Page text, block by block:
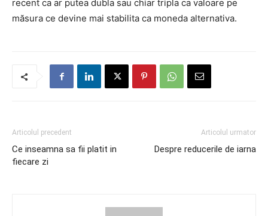
recent ca ar putea dubla sau chiar tripla ca valoare pe
măsura ce devine mai stabilita ca moneda alternativa.
Articolul precedent
Ce inseamna sa fii platit in
fiecare zi
Articolul urmator
Despre reducerile de iarna